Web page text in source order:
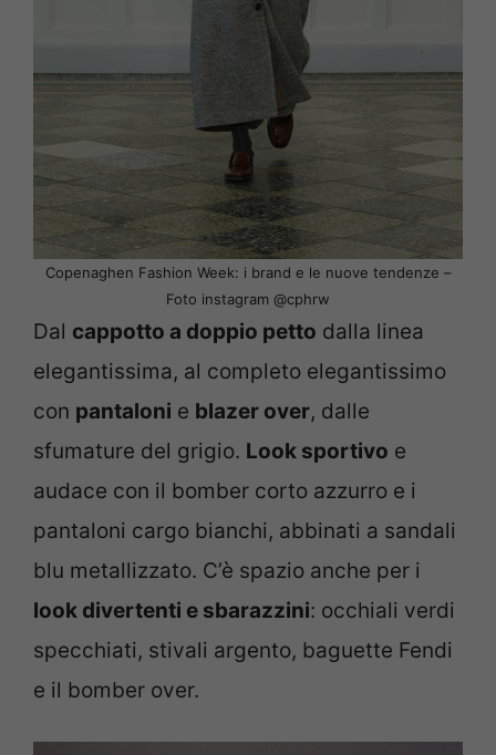
Copenaghen Fashion Week: i brand e le nuove tendenze –
Foto instagram @cphrw
Dal cappotto a doppio petto dalla linea
elegantissima, al completo elegantissimo
con pantaloni e blazer over, dalle
sfumature del grigio. Look sportivo e
audace con il bomber corto azzurro e i
pantaloni cargo bianchi, abbinati a sandali
blu metallizzato. C’è spazio anche per i
look divertenti e sbarazzini: occhiali verdi
specchiati, stivali argento, baguette Fendi
e il bomber over.